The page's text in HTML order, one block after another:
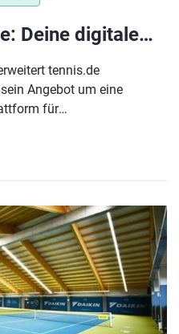
tennis.de Jobbörse: Deine digitale Karriereplattform im Tennissport
tennis.de
Angebot um eine
für
Mitglieder, Spieler:innen,
vernetzen und